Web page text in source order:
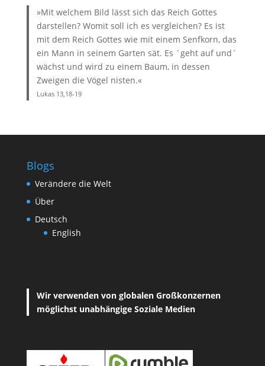
»Mit welchem Bild lässt sich das Reich Gottes
darstellen? Womit soll ich es vergleichen? Es ist
mit dem Reich Gottes wie mit einem Senfkorn, das
ein Mann in seinem Garten sät. Es ´geht auf und`
wächst und wird zu einem Baum, in dessen
Zweigen die Vögel nisten.«
Lukas 13,18-19
Blogs
Verändere die Welt
Über
Deutsch
English
Wir verwenden von globalen Großkonzernen
möglichst unabhängige Soziale Medien